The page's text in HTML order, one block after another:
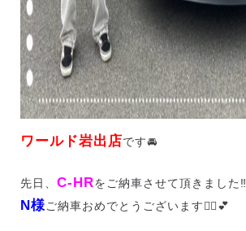
ワールド岩出店です🚘
先日、 C-HRをご納車させて頂きました‼️
N様ご納車おめでとうございます🙇‍♀️💕